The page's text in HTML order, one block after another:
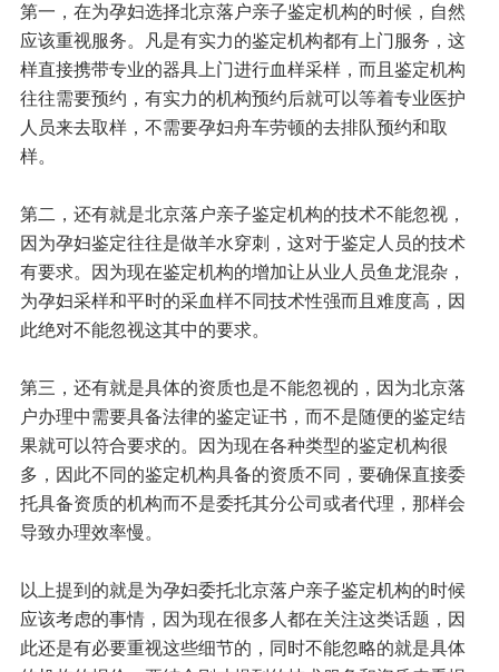
第一，在为孕妇选择北京落户亲子鉴定机构的时候，自然
应该重视服务。凡是有实力的鉴定机构都有上门服务，这
样直接携带专业的器具上门进行血样采样，而且鉴定机构
往往需要预约，有实力的机构预约后就可以等着专业医护
人员来去取样，不需要孕妇舟车劳顿的去排队预约和取
样。
第二，还有就是北京落户亲子鉴定机构的技术不能忽视，
因为孕妇鉴定往往是做羊水穿刺，这对于鉴定人员的技术
有要求。因为现在鉴定机构的增加让从业人员鱼龙混杂，
为孕妇采样和平时的采血样不同技术性强而且难度高，因
此绝对不能忽视这其中的要求。
第三，还有就是具体的资质也是不能忽视的，因为北京落
户办理中需要具备法律的鉴定证书，而不是随便的鉴定结
果就可以符合要求的。因为现在各种类型的鉴定机构很
多，因此不同的鉴定机构具备的资质不同，要确保直接委
托具备资质的机构而不是委托其分公司或者代理，那样会
导致办理效率慢。
以上提到的就是为孕妇委托北京落户亲子鉴定机构的时候
应该考虑的事情，因为现在很多人都在关注这类话题，因
此还是有必要重视这些细节的，同时不能忽略的就是具体